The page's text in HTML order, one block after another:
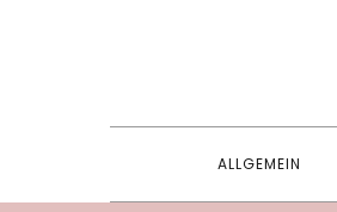
ALLGEMEIN